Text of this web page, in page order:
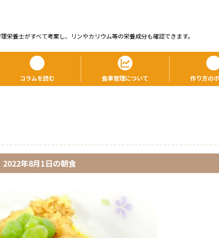
栄養⼠がすべて考案し、リンやカリウム等の栄養成分も確認できます。
コラムを読む 食事管理について 作り方の
2022年8月1日の朝食